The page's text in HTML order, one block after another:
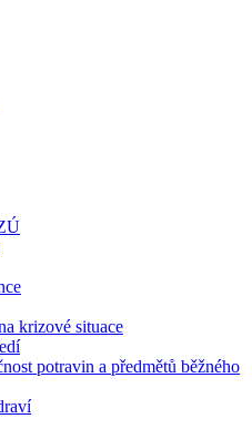
krizové situace
potravin a předmětů běžného